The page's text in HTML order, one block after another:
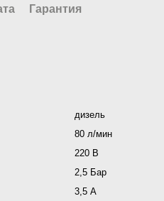
Гарантия
дизель
80 л/мин
220 В
2,5 Бар
3,5 А